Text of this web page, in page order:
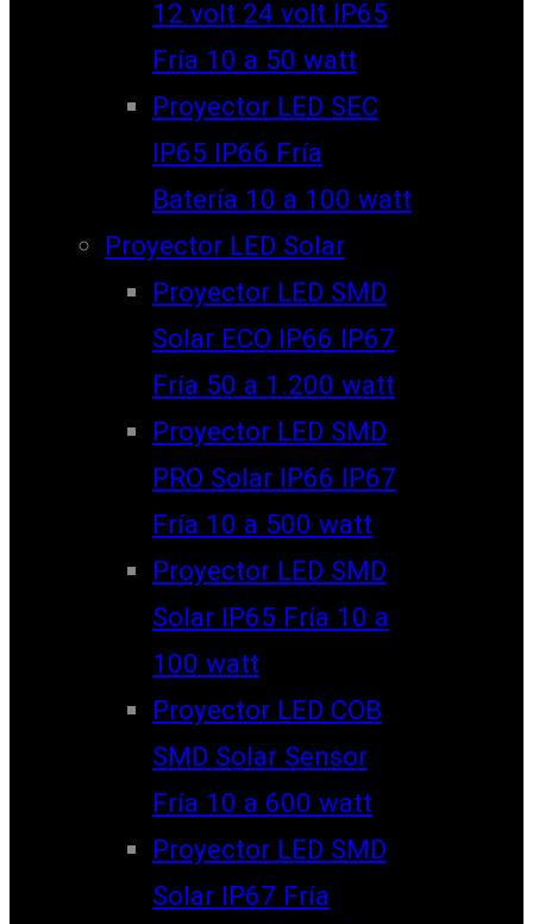
12 volt 24 volt IP65
Fría 10 a 50 watt
Proyector LED SEC
IP65 IP66 Fría
Batería 10 a 100 watt
Proyector LED Solar
Proyector LED SMD
Solar ECO IP66 IP67
Fría 50 a 1.200 watt
Proyector LED SMD
PRO Solar IP66 IP67
Fría 10 a 500 watt
Proyector LED SMD
Solar IP65 Fría 10 a
100 watt
Proyector LED COB
SMD Solar Sensor
Fría 10 a 600 watt
Proyector LED SMD
Solar IP67 Fría